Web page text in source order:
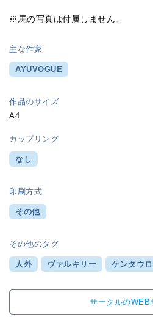
※馬の写真は付属しません。
主な作家
AYUVOGUE
作品のサイズ
A4
カップリング
なし
印刷方式
その他
その他のタグ
人外 ヴァルキリー ケンタウ
サークルのWEB